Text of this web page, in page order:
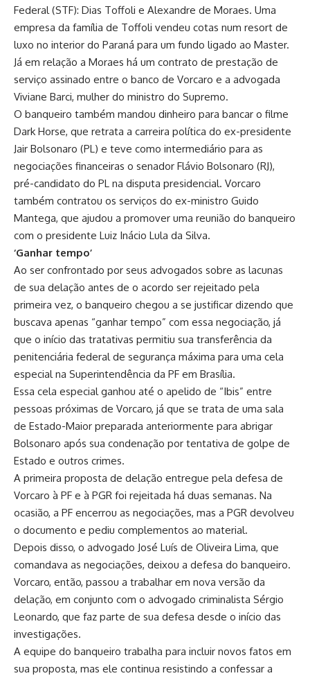
Federal (STF): Dias Toffoli e Alexandre de Moraes. Uma
empresa da família de Toffoli vendeu cotas num resort de
luxo no interior do Paraná para um fundo ligado ao Master.
Já em relação a Moraes há um contrato de prestação de
serviço assinado entre o banco de Vorcaro e a advogada
Viviane Barci, mulher do ministro do Supremo.
O banqueiro também mandou dinheiro para bancar o filme
Dark Horse, que retrata a carreira política do ex-presidente
Jair Bolsonaro (PL) e teve como intermediário para as
negociações financeiras o senador Flávio Bolsonaro (RJ),
pré-candidato do PL na disputa presidencial. Vorcaro
também contratou os serviços do ex-ministro Guido
Mantega, que ajudou a promover uma reunião do banqueiro
com o presidente Luiz Inácio Lula da Silva.
‘Ganhar tempo’
Ao ser confrontado por seus advogados sobre as lacunas
de sua delação antes de o acordo ser rejeitado pela
primeira vez, o banqueiro chegou a se justificar dizendo que
buscava apenas “ganhar tempo” com essa negociação, já
que o início das tratativas permitiu sua transferência da
penitenciária federal de segurança máxima para uma cela
especial na Superintendência da PF em Brasília.
Essa cela especial ganhou até o apelido de “Ibis” entre
pessoas próximas de Vorcaro, já que se trata de uma sala
de Estado-Maior preparada anteriormente para abrigar
Bolsonaro após sua condenação por tentativa de golpe de
Estado e outros crimes.
A primeira proposta de delação entregue pela defesa de
Vorcaro à PF e à PGR foi rejeitada há duas semanas. Na
ocasião, a PF encerrou as negociações, mas a PGR devolveu
o documento e pediu complementos ao material.
Depois disso, o advogado José Luís de Oliveira Lima, que
comandava as negociações, deixou a defesa do banqueiro.
Vorcaro, então, passou a trabalhar em nova versão da
delação, em conjunto com o advogado criminalista Sérgio
Leonardo, que faz parte de sua defesa desde o início das
investigações.
A equipe do banqueiro trabalha para incluir novos fatos em
sua proposta, mas ele continua resistindo a confessar a